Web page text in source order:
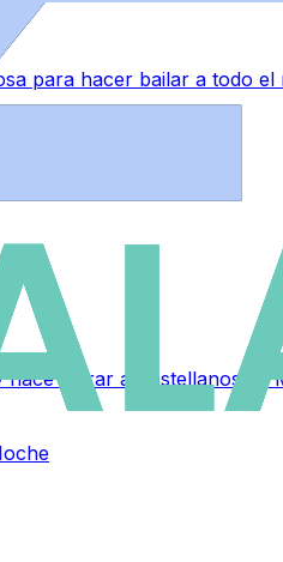
para hacer bailar a todo
vibrar a Castellanos de